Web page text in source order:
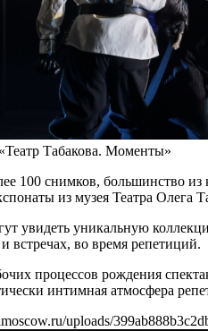
Табакова. Моменты»
100 снимков, большинство
из музея Театра
увидеть уникальную
встречах, во время репетиций.
процессов рождения
интимная атмосфера
uploads/